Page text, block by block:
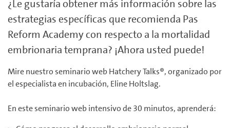
¿Le gustaría obtener más información sobre las
estrategias específicas que recomienda Pas
Reform Academy con respecto a la mortalidad
embrionaria temprana? ¡Ahora usted puede!
Mire nuestro seminario web Hatchery Talks®, organizado por
el especialista en incubación, Eline Holtslag.
En este seminario web intensivo de 30 minutos, aprenderá: